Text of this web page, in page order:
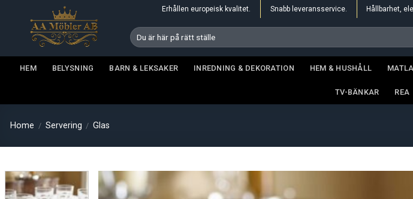
Erhållen europeisk kvalitet. Snabb leveransservice. Hållbarhet,
Search
for:
HEM BELYSNING BARN & LEKSAKER INREDNING & DEKORATION HEM & HUSHÅLL
TV-BÄNKAR REA
Home / Servering / Glas